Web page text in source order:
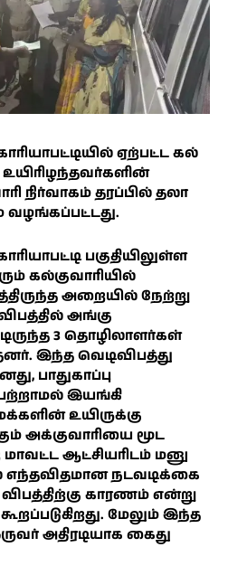
ஏற்பட்ட கல்
உயிரிழந்தவர்களின்
நிர்வாகம் தரப்பில் தலா
வழங்கப்பட்டது.
பகுதியிலுள்ள
கல்குவாரியில்
அறையில் நேற்று
அங்கு
3 தொழிலாளர்கள்
இந்த வெடிவிபத்து
பாதுகாப்பு
இயங்கி
உயிருக்கு
அக்குவாரியை மூட
மாவட்ட ஆட்சியரிடம் மனு
எந்தவிதமான நடவடிக்கை
காரணம் என்று
மேலும் இந்த
அதிரடியாக கைது